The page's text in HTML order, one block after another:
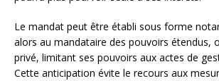
Le mandat peut être établi sous forme
alors au mandataire des pouvoirs étendus,
privé, limitant ses pouvoirs aux actes de
Cette anticipation évite le recours aux